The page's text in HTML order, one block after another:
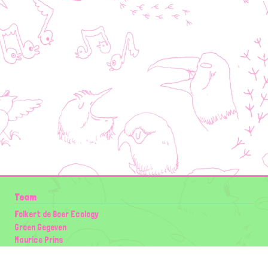
Team
Folkert de Boer Ecology
Groen Gegeven
Maurice Prins